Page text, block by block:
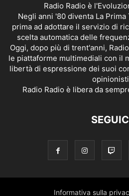
Radio Radio è
Negli anni '80 diventa La Prima
prima ad adottare il servizio di
scelta automatica delle
Oggi, dopo più di trent'anni,
le piattaforme multimediali con il
libertà di espressione dei suoi
Radio Radio è libera da
Informativa sulla